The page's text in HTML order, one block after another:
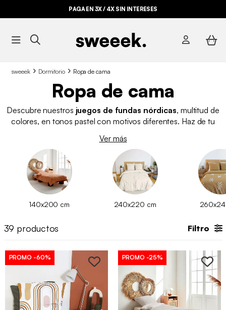
PAGA EN 3X / 4X SIN INTERESES
sweeek Dormitorio Ropa de cama
Ropa de cama
Descubre nuestros juegos de fundas nórdicas, multitud de
colores, en tonos pastel con motivos diferentes. Haz de tu
gusta salir de la monotonía y tener un espacio cálido y
acogedor? Encuentra la funda nórdica de algodón que más te
guste en nuestra web.
Ver más
140x200 cm 240x220 cm
39 productos Filtro
PROMO -60% PROMO -25%